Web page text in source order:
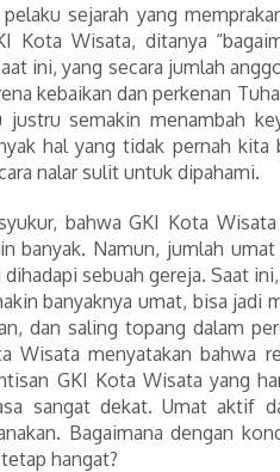
sejarah yang
Kota Wisata, ditanya
ini, yang secara jumlah
kebaikan dan perkenan
semakin menambah
hal yang tidak pernah
nalar sulit untuk dipahami.
bahwa GKI Kota
banyak. Namun, jumlah
sebuah gereja. Saat
banyaknya umat, bisa
dan saling topang dalam
Wisata menyatakan bahwa
GKI Kota Wisata yang
sangat dekat. Umat aktif
Bagaimana dengan
hangat?